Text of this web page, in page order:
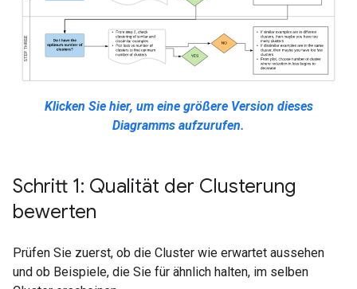
Klicken Sie hier, um eine größere Version dieses
Diagramms aufzurufen.
Schritt 1: Qualität der Clusterung
bewerten
Prüfen Sie zuerst, ob die Cluster wie erwartet aussehen
und ob Beispiele, die Sie für ähnlich halten, im selben